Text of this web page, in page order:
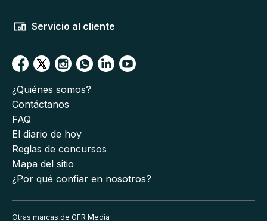
Servicio al cliente
¿Quiénes somos?
Contáctanos
FAQ
El diario de hoy
Reglas de concursos
Mapa del sitio
¿Por qué confiar en nosotros?
Otras marcas de GFR Media